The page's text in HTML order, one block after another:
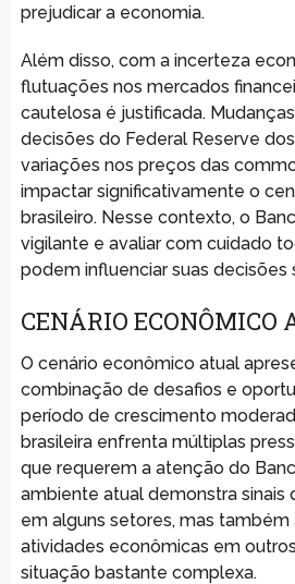
prejudicar a economia.
Além disso, com a incerteza
flutuações nos mercados
cautelosa é justificada.
decisões do Federal Reserve
variações nos preços das
impactar significativamente o
brasileiro. Nesse contexto, o
vigilante e avaliar com cuidado
podem influenciar suas decisões
CENÁRIO ECONÔMICO
O cenário econômico atual
combinação de desafios e
período de crescimento
brasileira enfrenta múltiplas
que requerem a atenção do
ambiente atual demonstra sinais
em alguns setores, mas também
atividades econômicas em
situação bastante complexa.